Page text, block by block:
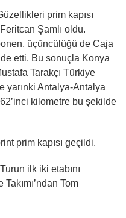
prim kapısı
Şamlı oldu.
üçüncülüğü de Caja
etti. Bu sonuçla Konya
Tarakçı Türkiye
yarınki Antalya-Antalya
kilometre bu şekilde
prim kapısı geçildi.
ilk iki etabını
Tom